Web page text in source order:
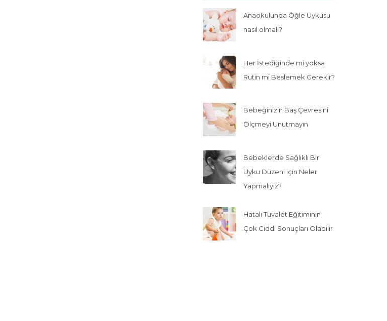
Anaokulunda Öğle Uykusu
nasıl olmalı?
Her İstediğinde mi yoksa
Rutin mi Beslemek Gerekir?
Bebeğinizin Baş Çevresini
Ölçmeyi Unutmayın
Bebeklerde Sağlıklı Bir
Uyku Düzeni için Neler
Yapmalıyız?
Hatalı Tuvalet Eğitiminin
Çok Ciddi Sonuçları Olabilir